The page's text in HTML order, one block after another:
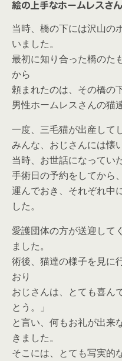
絵の上手なホームレスさん
当時、橋の下には沢山の
いました。
最初に知り合った橋のた
から
頼まれたのは、その橋の
男性ホームレスさんの猫
一度、三毛猫が出産して
みんな、おじさんには懐
当時、お世話になってい
手術日の予約をしてから
運んでおき、それぞれ中
した。
愛護団体の方が送迎して
ました。
術後、猫達の様子を見に
おり
おじさんは、とても喜ん
とう。」
と言い、 何もお礼が出来
きました。
そこには、とても写実的